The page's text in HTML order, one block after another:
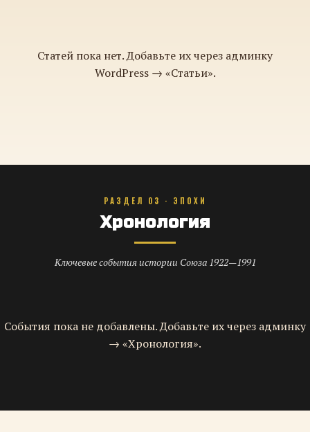
Статей пока нет. Добавьте их через админку
WordPress → «Статьи».
РАЗДЕЛ 03 · ЭПОХИ
Хронология
Ключевые события истории Союза 1922—1991
События пока не добавлены. Добавьте их через админку
→ «Хронология».